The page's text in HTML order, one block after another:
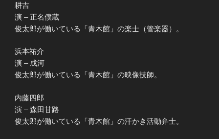
耕吉
演 – 正名僕蔵
俊太郎が働いている「青木館」の楽士（管楽器）。
浜本祐介
演 – 成河
俊太郎が働いている「青木館」の映像技師。
内藤四郎
演 – 森田甘路
俊太郎が働いている「青木館」の汗かき活動弁士。